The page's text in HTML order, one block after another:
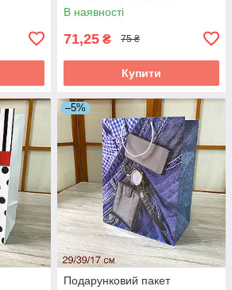
В наявності
71,25 ₴ 75 ₴
Купити
–5%
Подарунковий пакет